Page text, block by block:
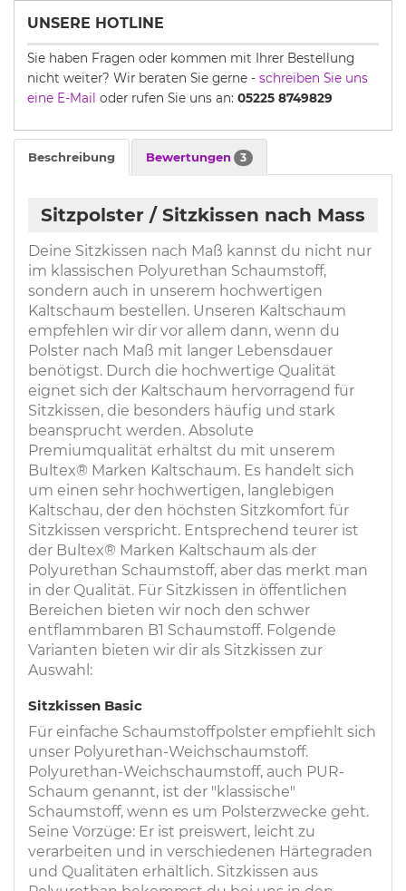
UNSERE HOTLINE
Sie haben Fragen oder kommen mit Ihrer Bestellung
nicht weiter? Wir beraten Sie gerne - schreiben Sie uns
eine E-Mail oder rufen Sie uns an: 05225 8749829
Beschreibung Bewertungen 3
Sitzpolster / Sitzkissen nach Mass
Deine Sitzkissen nach Maß kannst du nicht nur
im klassischen Polyurethan Schaumstoff,
sondern auch in unserem hochwertigen
Kaltschaum bestellen. Unseren Kaltschaum
empfehlen wir dir vor allem dann, wenn du
Polster nach Maß mit langer Lebensdauer
benötigst. Durch die hochwertige Qualität
eignet sich der Kaltschaum hervorragend für
Sitzkissen, die besonders häufig und stark
beansprucht werden. Absolute
Premiumqualität erhältst du mit unserem
Bultex® Marken Kaltschaum. Es handelt sich
um einen sehr hochwertigen, langlebigen
Kaltschau, der den höchsten Sitzkomfort für
Sitzkissen verspricht. Entsprechend teurer ist
der Bultex® Marken Kaltschaum als der
Polyurethan Schaumstoff, aber das merkt man
in der Qualität. Für Sitzkissen in öffentlichen
Bereichen bieten wir noch den schwer
entflammbaren B1 Schaumstoff. Folgende
Varianten bieten wir dir als Sitzkissen zur
Auswahl:
Sitzkissen Basic
Für einfache Schaumstoffpolster empfiehlt sich
unser Polyurethan-Weichschaumstoff.
Polyurethan-Weichschaumstoff, auch PUR-
Schaum genannt, ist der "klassische"
Schaumstoff, wenn es um Polsterzwecke geht.
Seine Vorzüge: Er ist preiswert, leicht zu
verarbeiten und in verschiedenen Härtegraden
und Qualitäten erhältlich. Sitzkissen aus